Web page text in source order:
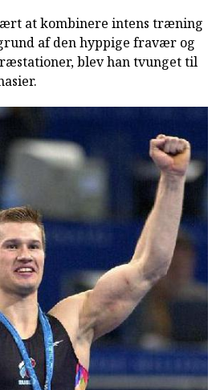
at kombinere intens træning
af den hyppige fravær og
blev han tvunget til